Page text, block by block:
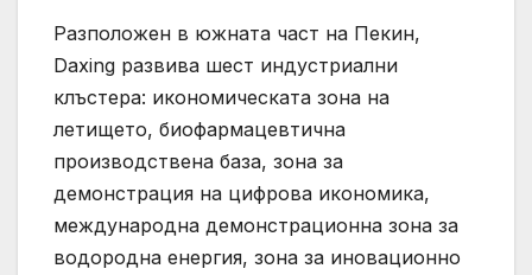
Разположен в южната част на Пекин,
Daxing развива шест индустриални
клъстера: икономическата зона на
летището, биофармацевтична
производствена база, зона за
демонстрация на цифрова икономика,
международна демонстрационна зона за
водородна енергия, зона за иновационно